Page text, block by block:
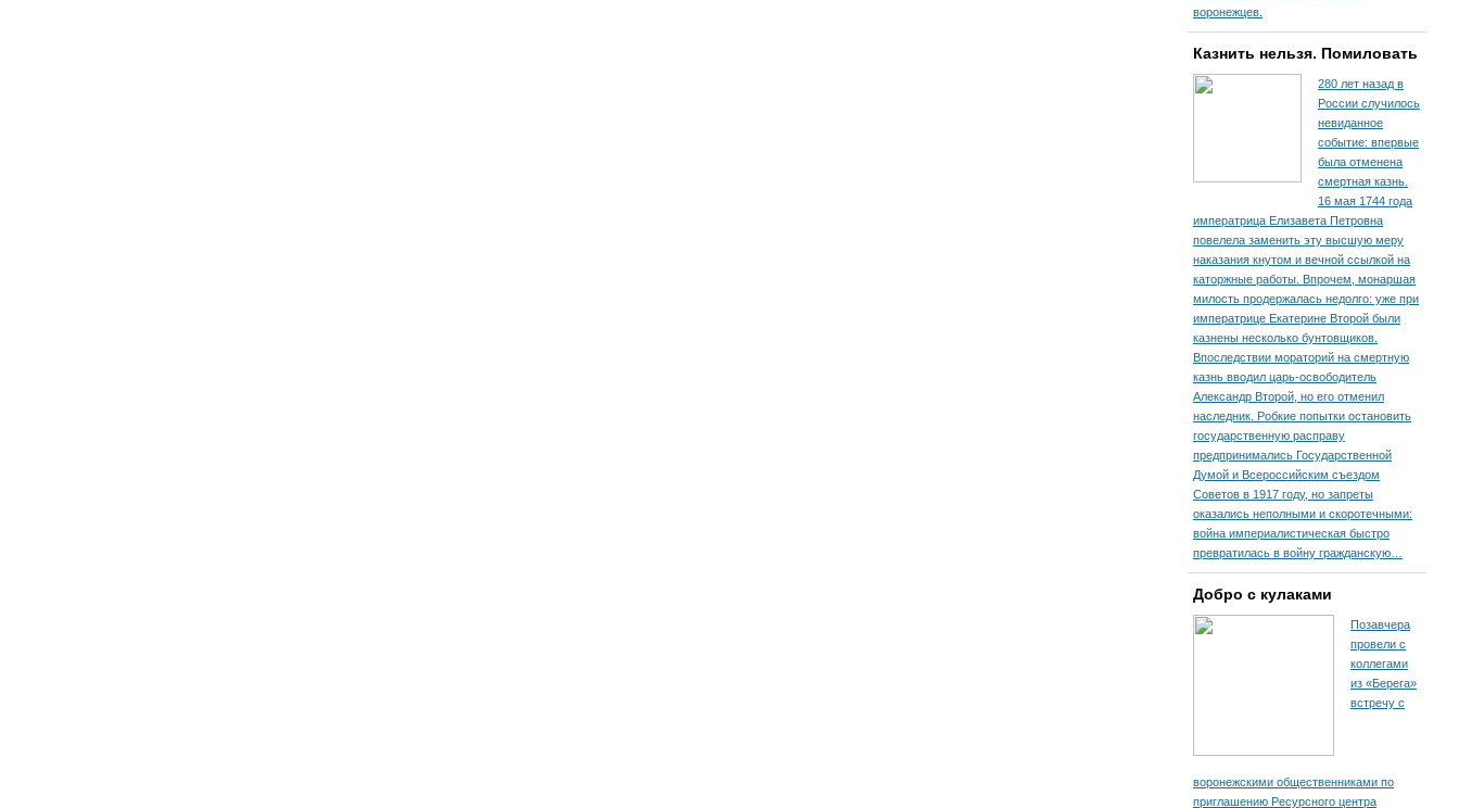
воронежцев.
Казнить нельзя. Помиловать
280 лет назад в
России случилось
невиданное
событие: впервые
была отменена
смертная казнь.
16 мая 1744 года
императрица Елизавета Петровна
повелела заменить эту высшую меру
наказания кнутом и вечной ссылкой на
каторжные работы. Впрочем, монаршая
милость продержалась недолго: уже при
императрице Екатерине Второй были
казнены несколько бунтовщиков.
Впоследствии мораторий на смертную
казнь вводил царь-освободитель
Александр Второй, но его отменил
наследник. Робкие попытки остановить
государственную расправу
предпринимались Государственной
Думой и Всероссийским съездом
Советов в 1917 году, но запреты
оказались неполными и скоротечными:
война империалистическая быстро
превратилась в войну гражданскую…
Добро с кулаками
Позавчера
провели с
коллегами
из «Берега»
встречу с
воронежскими общественниками по
приглашению Ресурсного центра